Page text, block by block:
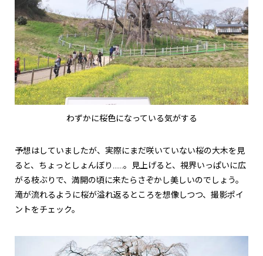
わずかに桜色になっている気がする
予想はしていましたが、実際にまだ咲いていない桜の大木を見
ると、ちょっとしょんぼり……。見上げると、視界いっぱいに広
がる枝ぶりで、満開の頃に来たらさぞかし美しいのでしょう。
滝が流れるように桜が溢れ返るところを想像しつつ、撮影ポイ
ントをチェック。